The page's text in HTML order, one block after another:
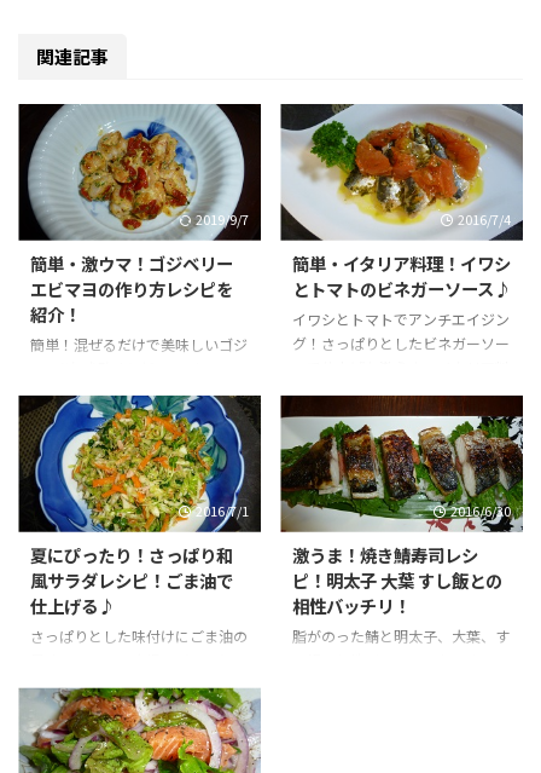
関連記事
2019/9/7
簡単・激ウマ！ゴジベリー
エビマヨの作り方レシピを
紹介！
簡単！混ぜるだけで美味しいゴジ
が絶妙で激ウマ！いろんな料理に
使えるゴジベリー１日２８粒を毎
日美味しく食べて、紫外線に強い
体質に！
2016/7/4
簡単・イタリア料理！イワシ
とトマトのビネガーソース♪
イワシとトマトでアンチエイジン
グ！さっぱりとしたビネガーソー
理！おつまみ・メインのおかずに
も♪
2016/7/1
夏にぴったり！さっぱり和
風サラダレシピ！ごま油で
仕上げる♪
さっぱりとした味付けにごま油の
た食感で食欲アップ！これからの
季節にぴったり！栄養のバランス
もバッチリのサラダレシピ♪
2016/6/30
激うま！焼き鯖寿司レシ
ピ！明太子 大葉 すし飯との
相性バッチリ！
脂がのった鯖と明太子、大葉、す